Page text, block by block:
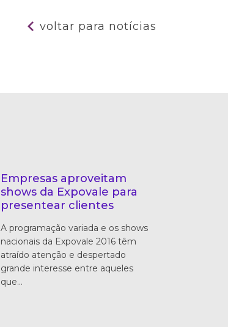
voltar para notícias
Empresas aproveitam
shows da Expovale para
presentear clientes
A programação variada e os shows
nacionais da Expovale 2016 têm
atraído atenção e despertado
grande interesse entre aqueles
que…